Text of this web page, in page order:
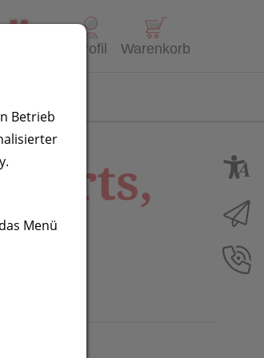
Profil Warenkorb
Betrieb
Menü